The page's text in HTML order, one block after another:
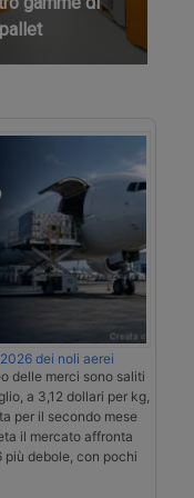
dei noli aerei
delle merci sono saliti
a 3,12 dollari per kg,
per il secondo mese
il mercato affronta
più debole, con pochi